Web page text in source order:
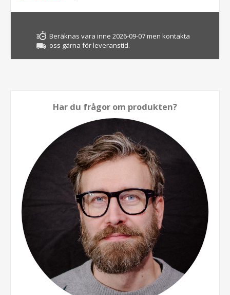
Beräknas vara inne 2026-09-07 men kontakta
oss gärna för leveranstid.
Har du frågor om produkten?